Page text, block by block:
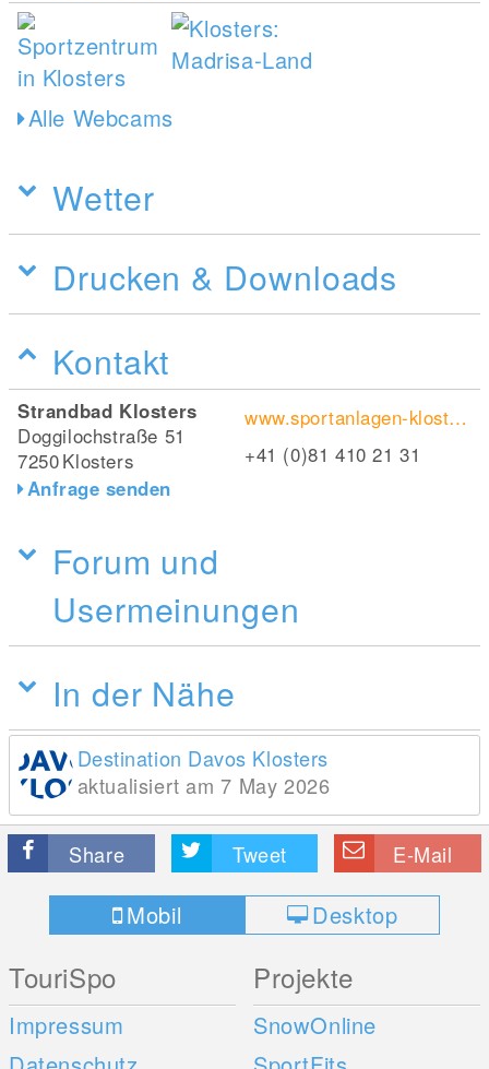
Alle Webcams
Wetter
Drucken & Downloads
Kontakt
Strandbad Klosters
Doggilochstraße 51
7250Klosters
Anfrage senden
www.sportanlagen-klosters.ch/sommerangebot/freibad/
+41 (0)81 410 21 31
Forum und
Usermeinungen
In der Nähe
Destination Davos Klosters
aktualisiert am 7 May 2026
Share Tweet E-Mail
Mobil Desktop
TouriSpo
Impressum
Projekte
SnowOnline